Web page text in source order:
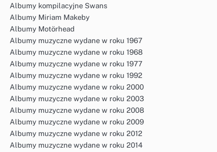
Albumy kompilacyjne Swans
Albumy Miriam Makeby
Albumy Motörhead
Albumy muzyczne wydane w roku 1967
Albumy muzyczne wydane w roku 1968
Albumy muzyczne wydane w roku 1977
Albumy muzyczne wydane w roku 1992
Albumy muzyczne wydane w roku 2000
Albumy muzyczne wydane w roku 2003
Albumy muzyczne wydane w roku 2008
Albumy muzyczne wydane w roku 2009
Albumy muzyczne wydane w roku 2012
Albumy muzyczne wydane w roku 2014